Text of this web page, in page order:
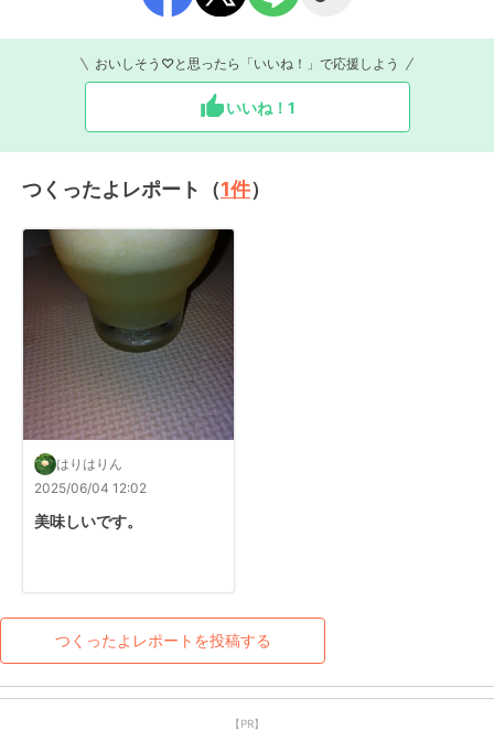
おいしそう♡と思ったら「いいね！」で応援しよう
いいね！ 1
つくったよレポート（1件）
はりはりん
2025/06/04 12:02
美味しいです。
つくったよレポートを投稿する
【PR】